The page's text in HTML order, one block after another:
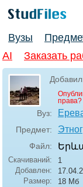
Вузы
AI
Заказать
права?
Вуз:
Предмет:
Файл:
Скачиваний:
1
Добавлен:
Размер:
18 Мб